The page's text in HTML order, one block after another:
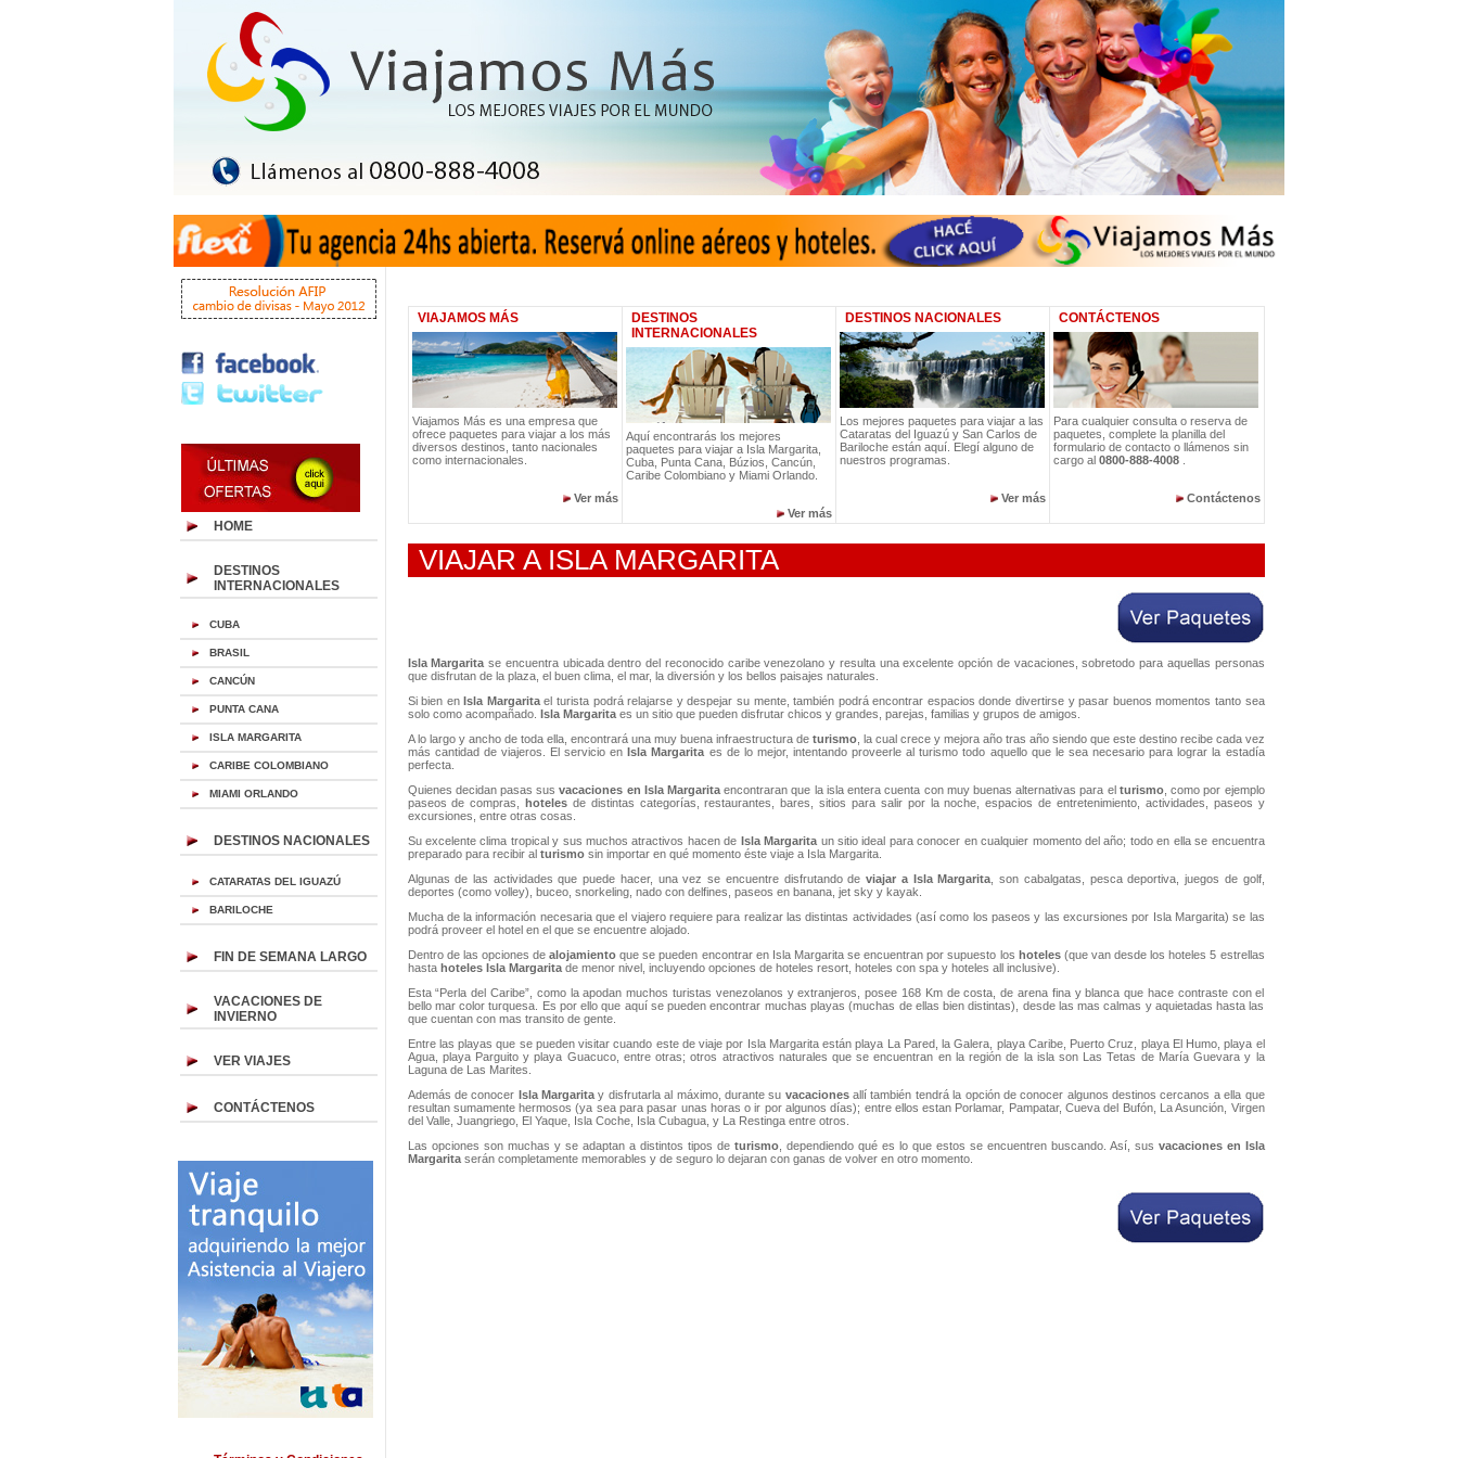
HOME
DESTINOS
INTERNACIONALES
CUBA
BRASIL
CANCÚN
PUNTA CANA
ISLA MARGARITA
CARIBE COLOMBIANO
MIAMI ORLANDO
DESTINOS NACIONALES
CATARATAS DEL IGUAZÚ
BARILOCHE
FIN DE SEMANA LARGO
VACACIONES DE
INVIERNO
VER VIAJES
CONTÁCTENOS
VIAJAMOS MÁS
Viajamos Más es una empresa que
ofrece paquetes para viajar a los más
diversos destinos, tanto nacionales
como internacionales.
Ver más
DESTINOS
INTERNACIONALES
Aquí encontrarás los mejores
paquetes para viajar a Isla Margarita,
Cuba, Punta Cana, Búzios, Cancún,
Caribe Colombiano y Miami Orlando.
Ver más
DESTINOS NACIONALES
Los mejores paquetes para viajar a las
Cataratas del Iguazú y San Carlos de
Bariloche están aquí. Elegí alguno de
nuestros programas.
Ver más
CONTÁCTENOS
Para cualquier consulta o reserva de
paquetes, complete la planilla del
formulario de contacto o llámenos sin
cargo al 0800-888-4008.
Contáctenos
VIAJAR A ISLA MARGARITA
Isla Margarita se encuentra ubicada dentro del reconocido caribe venezolano y resulta una excelente opción de vacaciones, sobretodo para aquellas personas
que disfrutan de la plaza, el buen clima, el mar, la diversión y los bellos paisajes naturales.
Si bien enIsla Margaritael turista podrá relajarse y despejar su mente, también podrá encontrar espacios donde divertirse y pasar buenos momentos tanto sea
solo como acompañado. Isla Margaritaes un sitio que pueden disfrutar chicos y grandes, parejas, familias y grupos de amigos.
A lo largo y ancho de toda ella, encontrará una muy buena infraestructura de turismo, la cual crece y mejora año tras año siendo que este destino recibe cada vez
más cantidad de viajeros. El servicio en Isla Margarita es de lo mejor, intentando proveerle al turismo todo aquello que le sea necesario para lograr la estadía
perfecta.
Quienes decidan pasas susvacaciones en Isla Margarita encontraran que la isla entera cuenta con muy buenas alternativas para el turismo, como por ejemplo
paseos de compras,hoteles de distintas categorías, restaurantes, bares, sitios para salir por la noche, espacios de entretenimiento, actividades, paseos y
excursiones, entre otras cosas.
Su excelente clima tropical y sus muchos atractivos hacen de Isla Margarita un sitio ideal para conocer en cualquier momento del año; todo en ella se encuentra
preparado para recibir al turismosin importar en qué momento éste viaje a Isla Margarita.
Algunas de las actividades que puede hacer, una vez se encuentre disfrutando deviajar a Isla Margarita , son cabalgatas, pesca deportiva, juegos de golf,
deportes (como volley), buceo, snorkeling, nado con delfines, paseos en banana, jet sky y kayak.
Mucha de la información necesaria que el viajero requiere para realizar las distintas actividades (así como los paseos y las excursiones por Isla Margarita) se las
podrá proveer el hotel en el que se encuentre alojado.
Dentro de las opciones dealojamiento que se pueden encontrar en Isla Margarita se encuentran por supuesto los hoteles(que van desde los hoteles 5 estrellas
hasta hoteles Isla Margaritade menor nivel, incluyendo opciones de hoteles resort, hoteles con spa y hoteles all inclusive).
Esta “Perla del Caribe”, como la apodan muchos turistas venezolanos y extranjeros, posee 168 Km de costa, de arena fina y blanca que hace contraste con el
bello mar color turquesa. Es por ello que aquí se pueden encontrar muchas playas (muchas de ellas bien distintas), desde las mas calmas y aquietadas hasta las
que cuentan con mas transito de gente.
Entre las playas que se pueden visitar cuando este de viaje por Isla Margarita están playa La Pared, la Galera, playa Caribe, Puerto Cruz, playa El Humo, playa el
Agua, playa Parguito y playa Guacuco, entre otras; otros atractivos naturales que se encuentran en la región de la isla son Las Tetas de María Guevara y la
Laguna de Las Marites.
Además de conocer Isla Margarita y disfrutarla al máximo, durante su vacacionesallí también tendrá la opción de conocer algunos destinos cercanos a ella que
resultan sumamente hermosos (ya sea para pasar unas horas o ir por algunos días); entre ellos estan Porlamar, Pampatar, Cueva del Bufón, La Asunción, Virgen
del Valle, Juangriego, El Yaque, Isla Coche, Isla Cubagua, y La Restinga entre otros.
Las opciones son muchas y se adaptan a distintos tipos de turismo, dependiendo qué es lo que estos se encuentren buscando. Así, sus vacaciones en Isla
Margarita serán completamente memorables y de seguro lo dejaran con ganas de volver en otro momento.